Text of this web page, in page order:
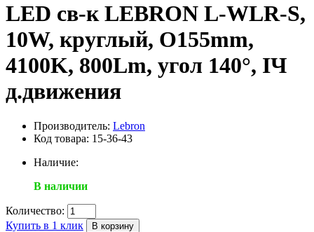
LED св-к LEBRON L-WLR-S,
10W, круглый, O155mm,
4100K, 800Lm, угол 140°, ІЧ
д.движения
Производитель: Lebron
Код товара: 15-36-43
Наличие:
В наличии
Количество:
Купить в 1 клик
В корзину